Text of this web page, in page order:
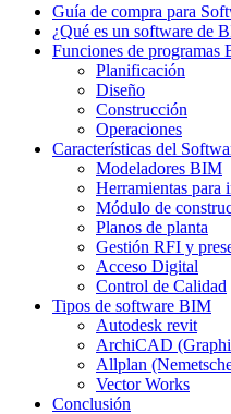
Guía de compra para
¿Qué es un software de
Funciones de programas
Planificación
Diseño
Construcción
Operaciones
Características del
Modeladores BIM
Herramientas para
Módulo de
Planos de planta
Gestión RFI y
Acceso Digital
Control de Calidad
Tipos de software BIM
Autodesk revit
ArchiCAD
Allplan
Vector Works
Conclusión